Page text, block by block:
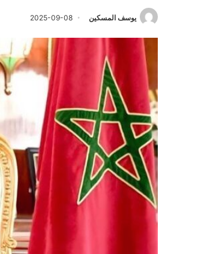
يوسف المسكين 2025-09-08